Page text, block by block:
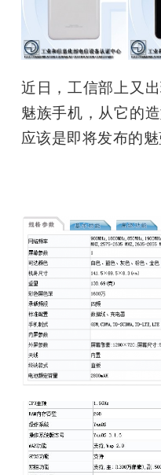
课
近日，工信部上又
魅族手机，从它的
应该是即将发布的魅